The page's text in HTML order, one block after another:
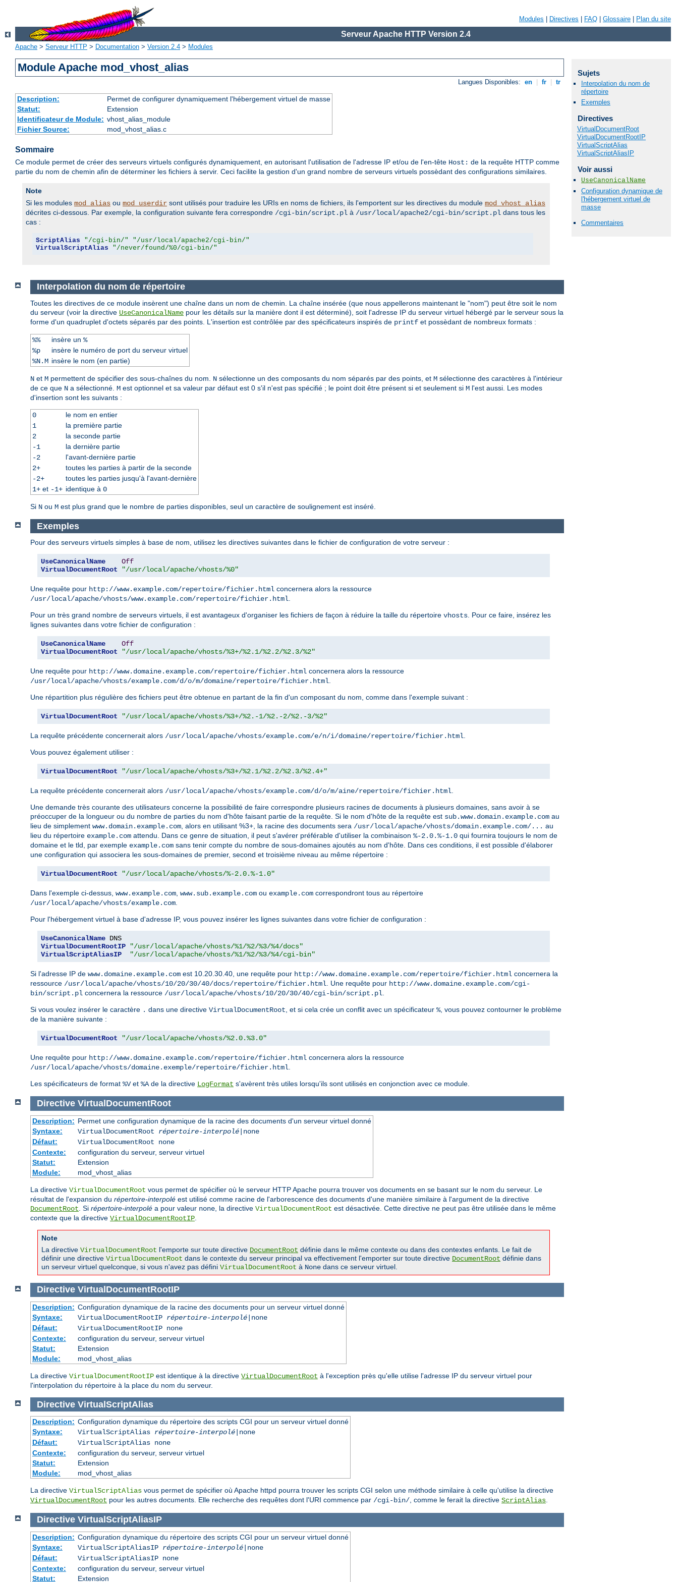
Modules Directives FAQ Glossaire Plan du site
Serveur Apache HTTP Version 2.4
Apache > Serveur HTTP > Documentation > Version 2.4 > Modules
Module Apache mod_vhost_alias
Langues Disponibles: en fr tr
Description:
Permet de configurer dynamiquement l'hébergement virtuel de masse
Statut:
Extension
Identificateur de Module: vhost_alias_module
Fichier Source:
mod_vhost_alias.c
Sommaire
Ce module permet de créer des serveurs virtuels configurés dynamiquement, en autorisant l'utilisation de l'adresse IP et/ou de l'en-tête Host: de la requête HTTP comme
partie du nom de chemin afin de déterminer les fichiers à servir. Ceci facilite la gestion d'un grand nombre de serveurs virtuels possèdant des configurations similaires.
Note
Si les modules mod_alias ou mod_userdir sont utilisés pour traduire les URIs en noms de fichiers, ils l'emportent sur les directives du module mod_vhost_alias
décrites ci-dessous. Par exemple, la configuration suivante fera correspondre /cgi-bin/script.pl à /usr/local/apache2/cgi-bin/script.pl dans tous les
cas :
ScriptAlias "/cgi-bin/"
"/usr/local/apache2/cgi-bin/"
VirtualScriptAlias
"/never/found/%0/cgi-bin/"
Sujets
Interpolation du nom de
répertoire
Exemples
Directives
VirtualDocumentRoot
VirtualDocumentRootIP
VirtualScriptAlias
VirtualScriptAliasIP
Voir aussi
UseCanonicalName
Configuration dynamique de
l'hébergement virtuel de
masse
Commentaires
Interpolation du nom de répertoire
Toutes les directives de ce module insèrent une chaîne dans un nom de chemin. La chaîne insérée (que nous appellerons maintenant le "nom") peut être soit le nom
du serveur (voir la directive UseCanonicalName pour les détails sur la manière dont il est déterminé), soit l'adresse IP du serveur virtuel hébergé par le serveur sous la
forme d'un quadruplet d'octets séparés par des points. L'insertion est contrôlée par des spécificateurs inspirés de printf et possèdant de nombreux formats :
%% insère un %
%p
insère le numéro de port du serveur virtuel
%N.M insère le nom (en partie)
N et M permettent de spécifier des sous-chaînes du nom. N sélectionne un des composants du nom séparés par des points, et M sélectionne des caractères à l'intérieur
de ce que N a sélectionné. M est optionnel et sa valeur par défaut est 0 s'il n'est pas spécifié ; le point doit être présent si et seulement si M l'est aussi. Les modes
d'insertion sont les suivants :
0
le nom en entier
1
la première partie
2
la seconde partie
-1
la dernière partie
-2
l'avant-dernière partie
2+
toutes les parties à partir de la seconde
-2+
toutes les parties jusqu'à l'avant-dernière
1+et -1+ identique à 0
Si N ou M est plus grand que le nombre de parties disponibles, seul un caractère de soulignement est inséré.
Exemples
Pour des serveurs virtuels simples à base de nom, utilisez les directives suivantes dans le fichier de configuration de votre serveur :
UseCanonicalName
Off
VirtualDocumentRoot
"/usr/local/apache/vhosts/%0"
Une requête pour http://www.example.com/repertoire/fichier.html concernera alors la ressource
/usr/local/apache/vhosts/www.example.com/repertoire/fichier.html.
Pour un très grand nombre de serveurs virtuels, il est avantageux d'organiser les fichiers de façon à réduire la taille du répertoire vhosts. Pour ce faire, insérez les
lignes suivantes dans votre fichier de configuration :
UseCanonicalName
Off
VirtualDocumentRoot
"/usr/local/apache/vhosts/%3+/%2.1/%2.2/%2.3/%2"
Une requête pour http://www.domaine.example.com/repertoire/fichier.html concernera alors la ressource
/usr/local/apache/vhosts/example.com/d/o/m/domaine/repertoire/fichier.html.
Une répartition plus régulière des fichiers peut être obtenue en partant de la fin d'un composant du nom, comme dans l'exemple suivant :
VirtualDocumentRoot "/usr/local/apache/vhosts/%3+/%2.-1/%2.-2/%2.-3/%2"
La requête précédente concernerait alors /usr/local/apache/vhosts/example.com/e/n/i/domaine/repertoire/fichier.html.
Vous pouvez également utiliser :
VirtualDocumentRoot "/usr/local/apache/vhosts/%3+/%2.1/%2.2/%2.3/%2.4+"
La requête précédente concernerait alors /usr/local/apache/vhosts/example.com/d/o/m/aine/repertoire/fichier.html.
Une demande très courante des utilisateurs concerne la possibilité de faire correspondre plusieurs racines de documents à plusieurs domaines, sans avoir à se
préoccuper de la longueur ou du nombre de parties du nom d'hôte faisant partie de la requête. Si le nom d'hôte de la requête est sub.www.domain.example.com au
lieu de simplement www.domain.example.com, alors en utilisant %3+, la racine des documents sera /usr/local/apache/vhosts/domain.example.com/... au
lieu du répertoire example.com attendu. Dans ce genre de situation, il peut s'avérer préférable d'utiliser la combinaison %-2.0.%-1.0 qui fournira toujours le nom de
domaine et le tld, par exemple example.com sans tenir compte du nombre de sous-domaines ajoutés au nom d'hôte. Dans ces conditions, il est possible d'élaborer
une configuration qui associera les sous-domaines de premier, second et troisième niveau au même répertoire :
VirtualDocumentRoot "/usr/local/apache/vhosts/%-2.0.%-1.0"
Dans l'exemple ci-dessus, www.example.com, www.sub.example.com ou example.com correspondront tous au répertoire
/usr/local/apache/vhosts/example.com.
Pour l'hébergement virtuel à base d'adresse IP, vous pouvez insérer les lignes suivantes dans votre fichier de configuration :
UseCanonicalName
VirtualDocumentRootIP
"/usr/local/apache/vhosts/%1/%2/%3/%4/docs"
VirtualScriptAliasIP
"/usr/local/apache/vhosts/%1/%2/%3/%4/cgi-bin"
Si l'adresse IP de www.domaine.example.com est 10.20.30.40, une requête pour http://www.domaine.example.com/repertoire/fichier.html concernera la
ressource /usr/local/apache/vhosts/10/20/30/40/docs/repertoire/fichier.html. Une requête pour http://www.domaine.example.com/cgi-
bin/script.pl concernera la ressource /usr/local/apache/vhosts/10/20/30/40/cgi-bin/script.pl.
Si vous voulez insérer le caractère . dans une directive VirtualDocumentRoot, et si cela crée un conflit avec un spécificateur %, vous pouvez contourner le problème
de la manière suivante :
VirtualDocumentRoot "/usr/local/apache/vhosts/%2.0.%3.0"
Une requête pour http://www.domaine.example.com/repertoire/fichier.html concernera alors la ressource
/usr/local/apache/vhosts/domaine.exemple/repertoire/fichier.html.
Les spécificateurs de format %Vet %Ade la directive LogFormat s'avèrent très utiles lorsqu'ils sont utilisés en conjonction avec ce module.
Directive VirtualDocumentRoot
Description: Permet une configuration dynamique de la racine des documents d'un serveur virtuel donné
Syntaxe:
VirtualDocumentRoot répertoire-interpolé|none
Défaut:
VirtualDocumentRoot none
Contexte:
configuration du serveur, serveur virtuel
Statut:
Extension
Module:
mod_vhost_alias
La directive VirtualDocumentRoot vous permet de spécifier où le serveur HTTP Apache pourra trouver vos documents en se basant sur le nom du serveur. Le
résultat de l'expansion du répertoire-interpolé est utilisé comme racine de l'arborescence des documents d'une manière similaire à l'argument de la directive
DocumentRoot . Si répertoire-interpolé a pour valeur none , la directive VirtualDocumentRoot est désactivée. Cette directive ne peut pas être utilisée dans le même
contexte que la directive VirtualDocumentRootIP
Note
La directive VirtualDocumentRoot l'emporte sur toute directive DocumentRoot définie dans le même contexte ou dans des contextes enfants. Le fait de
définir une directive VirtualDocumentRoot dans le contexte du serveur principal va effectivement l'emporter sur toute directive DocumentRoot définie dans
un serveur virtuel quelconque, si vous n'avez pas défini VirtualDocumentRoot à None dans ce serveur virtuel.
Directive VirtualDocumentRootIP
Description: Configuration dynamique de la racine des documents pour un serveur virtuel donné
Syntaxe:
VirtualDocumentRootIP répertoire-interpolé|none
Défaut:
VirtualDocumentRootIP none
Contexte:
configuration du serveur, serveur virtuel
Statut:
Extension
Module:
mod_vhost_alias
La directive VirtualDocumentRootIP est identique à la directive VirtualDocumentRoot à l'exception près qu'elle utilise l'adresse IP du serveur virtuel pour
l'interpolation du répertoire à la place du nom du serveur.
Directive VirtualScriptAlias
Description: Configuration dynamique du répertoire des scripts CGI pour un serveur virtuel donné
Syntaxe:
VirtualScriptAlias répertoire-interpolé|none
Défaut:
VirtualScriptAlias none
Contexte:
configuration du serveur, serveur virtuel
Statut:
Extension
Module:
mod_vhost_alias
La directive VirtualScriptAlias vous permet de spécifier où Apache httpd pourra trouver les scripts CGI selon une méthode similaire à celle qu'utilise la directive
VirtualDocumentRoot pour les autres documents. Elle recherche des requêtes dont l'URI commence par /cgi-bin/, comme le ferait la directive ScriptAlias.
Directive VirtualScriptAliasIP
Description: Configuration dynamique du répertoire des scripts CGI pour un serveur virtuel donné
Syntaxe:
VirtualScriptAliasIP répertoire-interpolé|none
Défaut:
VirtualScriptAliasIP none
Contexte:
configuration du serveur, serveur virtuel
Statut:
Extension